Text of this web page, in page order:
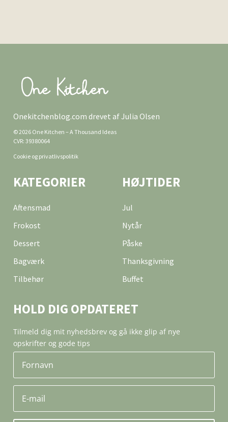
Onekitchenblog.com drevet af Julia Olsen
© 2026 One Kitchen – A Thousand Ideas
CVR: 39380064
Cookie og privatlivspolitik
KATEGORIER
Aftensmad
Frokost
Dessert
Bagværk
Tilbehør
HØJTIDER
Jul
Nytår
Påske
Thanksgivning
Buffet
HOLD DIG OPDATERET
Tilmeld dig mit nyhedsbrev og gå ikke glip af nye
opskrifter og gode tips